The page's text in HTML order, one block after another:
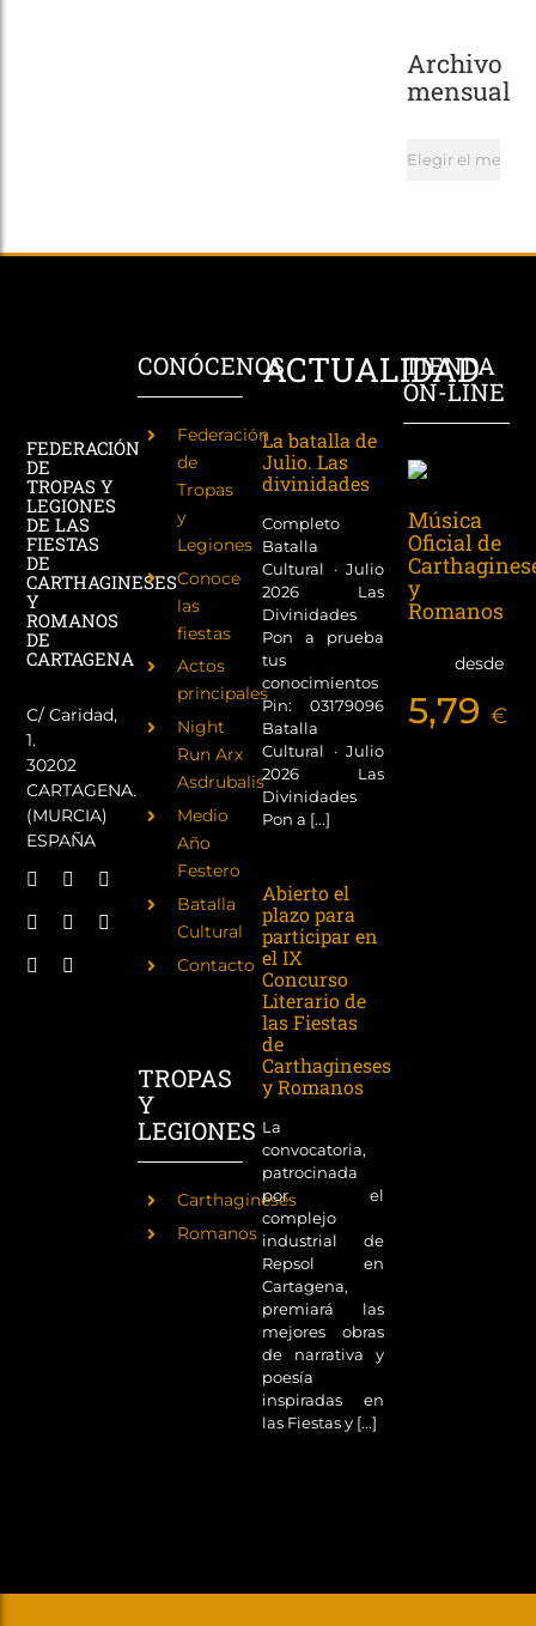
Archivo
mensual
Archivo
mensual
FEDERACIÓN
DE
TROPAS Y
LEGIONES
DE LAS
FIESTAS
DE
CARTHAGINESES
Y
ROMANOS
DE
CARTAGENA
C/ Caridad,
1.
30202
CARTAGENA.
(MURCIA)
ESPAÑA
CONÓCENOS
Federación
de
Tropas
y
Legiones
Conoce
las
fiestas
Actos
principales
Night
Run Arx
Asdrubalis
Medio
Año
Festero
Batalla
Cultural
Contacto
TROPAS
Y
LEGIONES
Carthagineses
Romanos
ACTUALIDAD
La batalla de
Julio. Las
divinidades
Completo
Batalla
Cultural · Julio
2026 Las
Divinidades
Pon a prueba
tus
conocimientos
Pin: 03179096
Batalla
Cultural · Julio
2026 Las
Divinidades
Pon a [...]
Abierto el
plazo para
participar en
el IX
Concurso
Literario de
las Fiestas
de
Carthagineses
y Romanos
La
convocatoria,
patrocinada
por el
complejo
industrial de
Repsol en
Cartagena,
premiará las
mejores obras
de narrativa y
poesía
inspiradas en
las Fiestas y [...]
TIENDA
ON-LINE
Música
Oficial de
y
Romanos
desde
5,79€